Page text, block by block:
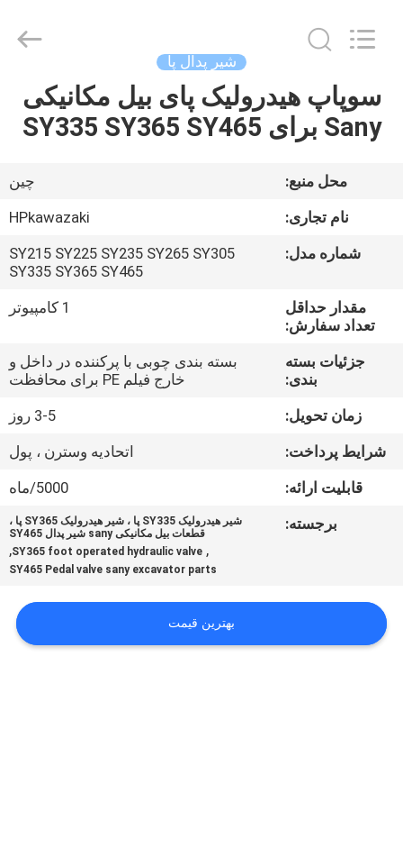
صفحه
اصلی
محصولات
درباره
کارخانه
کیفیت
ما
تماس
Reserved.
شیر پدال پا
سوپاپ هیدرولیک پای بیل مکانیکی
Sany برای SY335 SY365 SY465
محل منبع:
چین
نام تجاری:
HPkawazaki
شماره مدل:
SY215 SY225 SY235 SY265 SY305
SY335 SY365 SY465
مقدار حداقل
تعداد سفارش:
1 کامپیوتر
جزئیات بسته
بندی:
بسته بندی چوبی با پرکننده در داخل و
خارج فیلم PE برای محافظت
زمان تحویل:
3-5 روز
شرایط پرداخت:
اتحادیه وسترن ، پول
قابلیت ارائه:
5000/ماه
برجسته:
شیر هیدرولیک SY335 پا ، شیر هیدرولیک SY365 پا ،
قطعات بیل مکانیکی sany شیر پدال SY465
,
SY365 foot operated hydraulic valve
,
SY465 Pedal valve sany excavator parts
بهترین قیمت